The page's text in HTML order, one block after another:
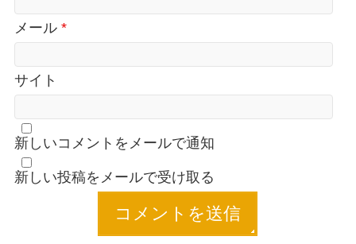
メール*
サイト
新しいコメントをメールで通知
新しい投稿をメールで受け取る